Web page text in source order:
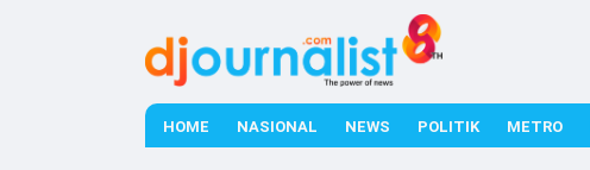
HOME NASIONAL NEWS POLITIK METRO